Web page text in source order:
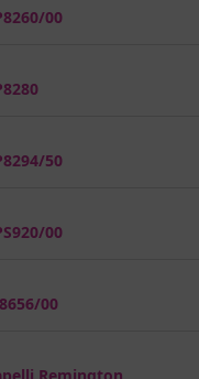
00
50
00
00
Remington